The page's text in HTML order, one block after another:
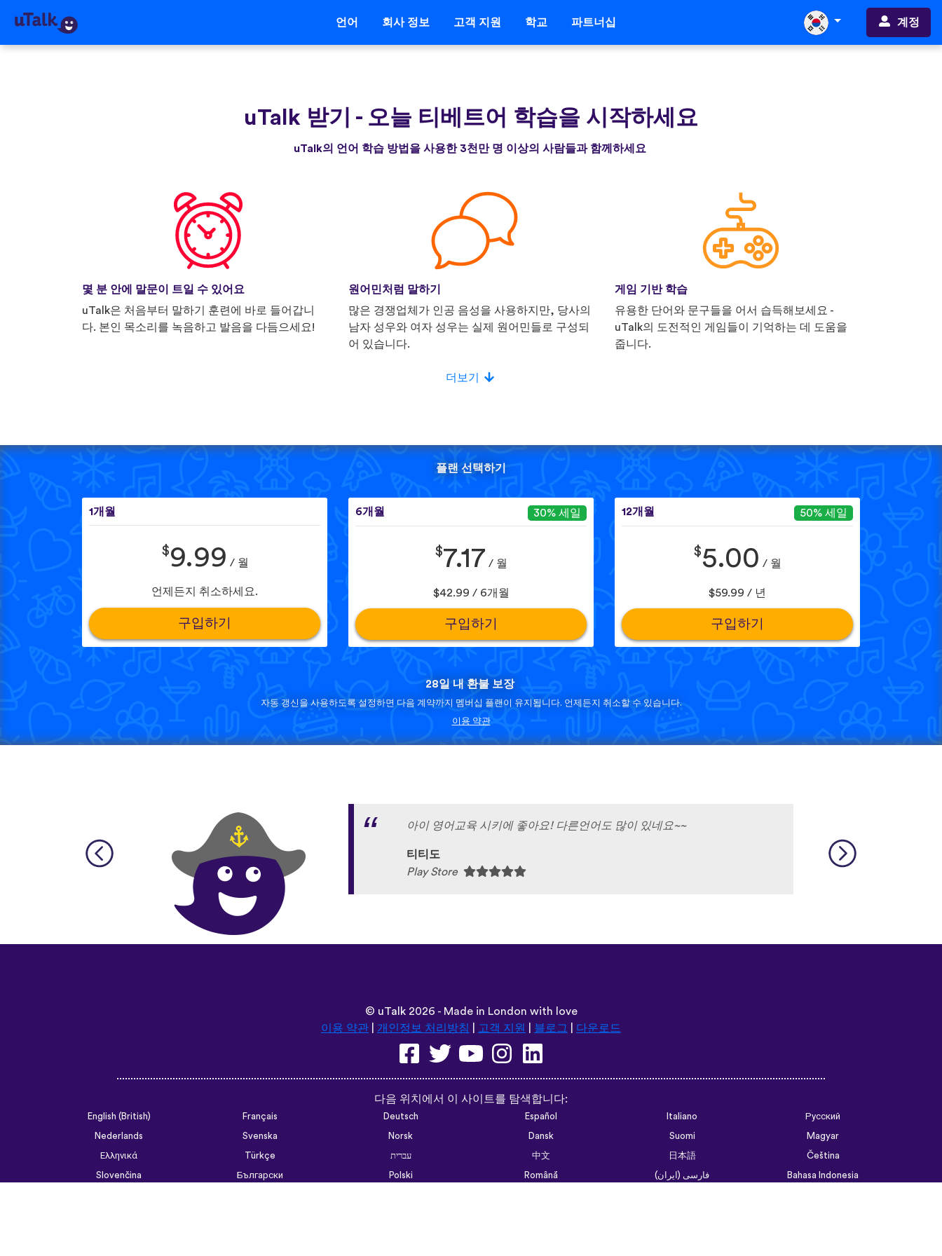
언어 회사 정보 고객 지원 학교 파트너십 계정
uTalk 받기 - 오늘 티베트어 학습을 시작하세요
uTalk의 언어 학습 방법을 사용한 3천만 명 이상의 사람들과 함께하세요
몇 분 안에 말문이 트일 수 있어요
uTalk은 처음부터 말하기 훈련에 바로 들어갑니
다. 본인 목소리를 녹음하고 발음을 다듬으세요!
원어민처럼 말하기
많은 경쟁업체가 인공 음성을 사용하지만, 당사의
남자 성우와 여자 성우는 실제 원어민들로 구성되
어 있습니다.
게임 기반 학습
유용한 단어와 문구들을 어서 습득해보세요 -
uTalk의 도전적인 게임들이 기억하는 데 도움을
줍니다.
더보기
플랜 선택하기
1개월
$9.99 / 월
언제든지 취소하세요.
구입하기
6개월 30% 세일
$7.17 / 월
$42.99 / 6개월
구입하기
12개월 50% 세일
$5.00 / 월
$59.99 / 년
구입하기
28일 내 환불 보장
자동 갱신을 사용하도록 설정하면 다음 계약까지 멤버십 플랜이 유지됩니다. 언제든지 취소할 수 있습니다.
이용 약관
아이 영어교육 시키에 좋아요! 다른언어도 많이 있네요~~
티티도
Play Store
© uTalk2026 - Made in London with love
이용 약관
개인정보 처리방침 고객 지원 블로그 다운로드
다음 위치에서 이 사이트를 탐색합니다:
English (British) Français Deutsch Español Italiano
Русский
Nederlands
Svenska Norsk Dansk Suomi
Magyar
Ελληνικά
Türkçe עברית 中文 日本語
Čeština
Slovenčina
Български Polski Română فارسی (ایران)
Bahasa Indonesia